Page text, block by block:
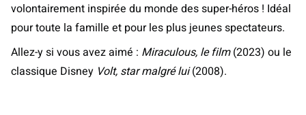
volontairement inspirée du monde des super-héros ! Idéal
pour toute la famille et pour les plus jeunes spectateurs.
Allez-y si vous avez aimé : Miraculous, le film(2023) ou le
classique Disney Volt, star malgré lui(2008).